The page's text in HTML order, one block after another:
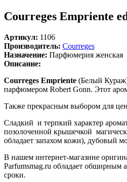
Courreges Empriente
Артикул: 1106
Производитель: Courreges
Назначение: Парфюмерия женская
Описание:
Courreges Empriente (Белый
парфюмером Robert Gonn. Этот
Также прекрасным выбором для
Сладкий и терпкий характер
позолоченной крышечкой
обладает запахом кожи), дубовый
В нашем интернет-магазине
Parfumsmag.ru обладает обширным
сроки.